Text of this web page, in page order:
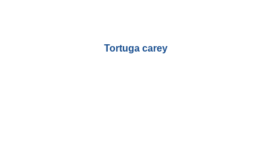
Tortuga carey